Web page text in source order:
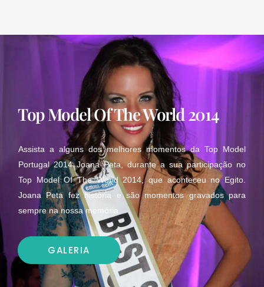
Top Model Of The World 2014
Assista a alguns dos melhores momentos da Top Model
Portugal 2014 Joana Peta, durante a sua participação no
Top Model Of The World 2014, que aconteceu no Egito.
Joana Peta fez história e são momentos gravados para
sempre na nossa memória.
GALERIA